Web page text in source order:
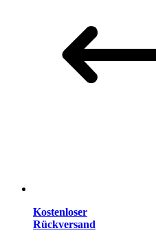
Kostenloser
Rückversand